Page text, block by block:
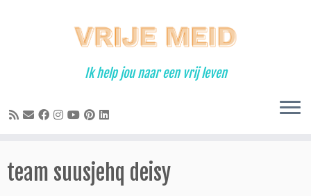
Ik help jou naar een vrij leven
team suusjehq deisy